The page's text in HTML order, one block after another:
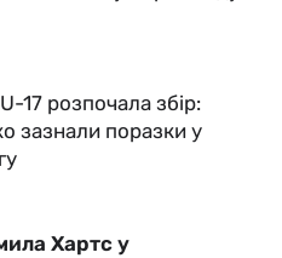
17 розпочала збір:
зазнали поразки у
Хартс у